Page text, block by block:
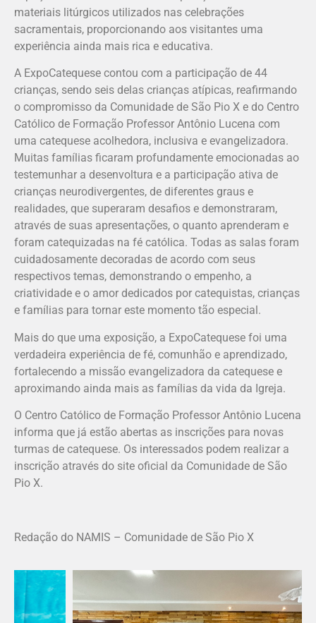
materiais litúrgicos utilizados nas celebrações
sacramentais, proporcionando aos visitantes uma
experiência ainda mais rica e educativa.
A ExpoCatequese contou com a participação de 44
crianças, sendo seis delas crianças atípicas, reafirmando
o compromisso da Comunidade de São Pio X e do Centro
Católico de Formação Professor Antônio Lucena com
uma catequese acolhedora, inclusiva e evangelizadora.
Muitas famílias ficaram profundamente emocionadas ao
testemunhar a desenvoltura e a participação ativa de
crianças neurodivergentes, de diferentes graus e
realidades, que superaram desafios e demonstraram,
através de suas apresentações, o quanto aprenderam e
foram catequizadas na fé católica. Todas as salas foram
cuidadosamente decoradas de acordo com seus
respectivos temas, demonstrando o empenho, a
criatividade e o amor dedicados por catequistas, crianças
e famílias para tornar este momento tão especial.
Mais do que uma exposição, a ExpoCatequese foi uma
verdadeira experiência de fé, comunhão e aprendizado,
fortalecendo a missão evangelizadora da catequese e
aproximando ainda mais as famílias da vida da Igreja.
O Centro Católico de Formação Professor Antônio Lucena
informa que já estão abertas as inscrições para novas
turmas de catequese. Os interessados podem realizar a
inscrição através do site oficial da Comunidade de São
Pio X.
Redação do NAMIS – Comunidade de São Pio X